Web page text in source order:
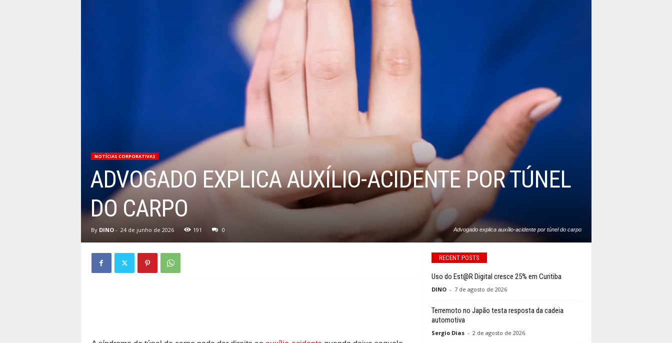
Advogado explica auxílio-acidente por túnel do carpo
NOTÍCIAS CORPORATIVAS
ADVOGADO EXPLICA AUXÍLIO-ACIDENTE POR TÚNEL
DO CARPO
By DINO- 24 de junho de 2026 191 0
RECENT POSTS
Uso do Est@R Digital cresce 25% em Curitiba
DINO - 7 de agosto de 2026
Terremoto no Japão testa resposta da cadeia
automotiva
Sergio Dias - 2 de agosto de 2026